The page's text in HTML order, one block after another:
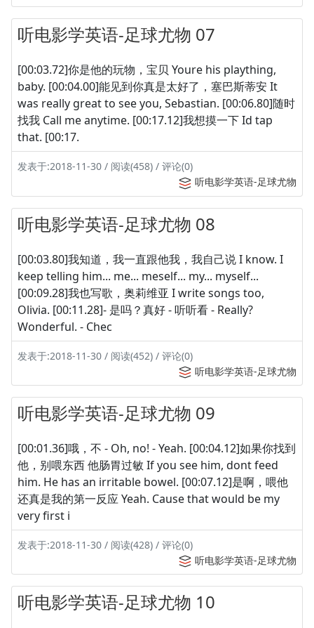
听电影学英语-足球尤物 07
[00:03.72]你是他的玩物，宝贝 Youre his plaything,
baby. [00:04.00]能见到你真是太好了，塞巴斯蒂安 It
was really great to see you, Sebastian. [00:06.80]随时
找我 Call me anytime. [00:17.12]我想摸一下 Id tap
that. [00:17.
发表于:2018-11-30 / 阅读(458) / 评论(0)
听电影学英语-足球尤物
听电影学英语-足球尤物 08
[00:03.80]我知道，我一直跟他我，我自己说 I know. I
keep telling him... me... meself... my... myself...
[00:09.28]我也写歌，奥莉维亚 I write songs too,
Olivia. [00:11.28]- 是吗？真好 - 听听看 - Really?
Wonderful. - Chec
发表于:2018-11-30 / 阅读(452) / 评论(0)
听电影学英语-足球尤物
听电影学英语-足球尤物 09
[00:01.36]哦，不 - Oh, no! - Yeah. [00:04.12]如果你找到
他，别喂东西 他肠胃过敏 If you see him, dont feed
him. He has an irritable bowel. [00:07.12]是啊，喂他
还真是我的第一反应 Yeah. Cause that would be my
very first i
发表于:2018-11-30 / 阅读(428) / 评论(0)
听电影学英语-足球尤物
听电影学英语-足球尤物 10